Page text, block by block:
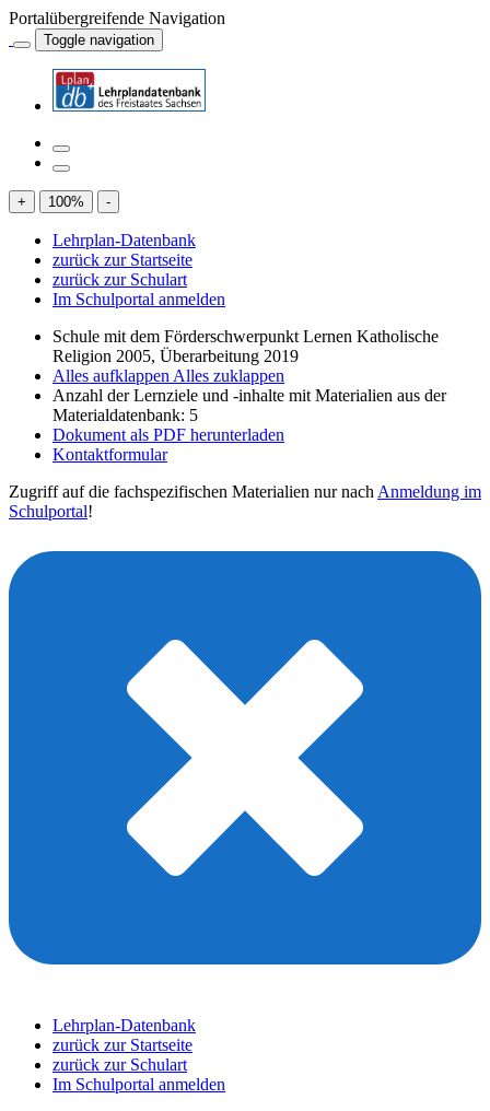
Portalübergreifende Navigation
Toggle navigation
+ 100% -
Lehrplan-Datenbank
zurück zur Startseite
zurück zur Schulart
Im Schulportal anmelden
Schule mit dem Förderschwerpunkt Lernen Katholische
Religion 2005, Überarbeitung 2019
Alles aufklappen Alles zuklappen
Anzahl der Lernziele und -inhalte mit Materialien aus der
Materialdatenbank: 5
Dokument als PDF herunterladen
Kontaktformular
Zugriff auf die fachspezifischen Materialien nur nach Anmeldung im
Schulportal!
Lehrplan-Datenbank
zurück zur Startseite
zurück zur Schulart
Im Schulportal anmelden